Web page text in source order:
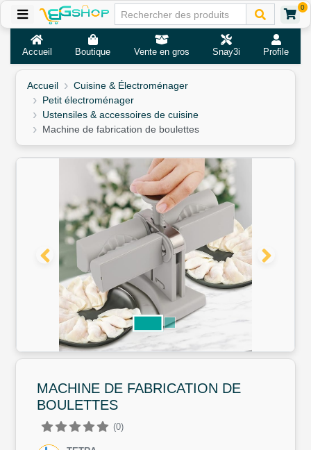
0
Accueil Boutique Vente en gros Snay3i Profile
Accueil
Cuisine & Électroménager
Petit électroménager
Ustensiles & accessoires de cuisine
Machine de fabrication de boulettes
MACHINE DE FABRICATION DE
BOULETTES
(0)